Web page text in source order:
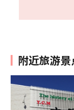
附近旅游景